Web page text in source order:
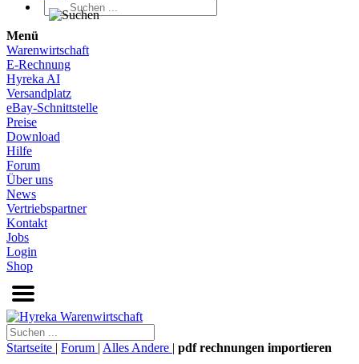
Menü
Warenwirtschaft
E-Rechnung
Hyreka AI
Versandplatz
eBay-Schnittstelle
Preise
Download
Hilfe
Forum
Über uns
News
Vertriebspartner
Kontakt
Jobs
Login
Shop
Startseite | Forum | Alles Andere | pdf rechnungen importieren